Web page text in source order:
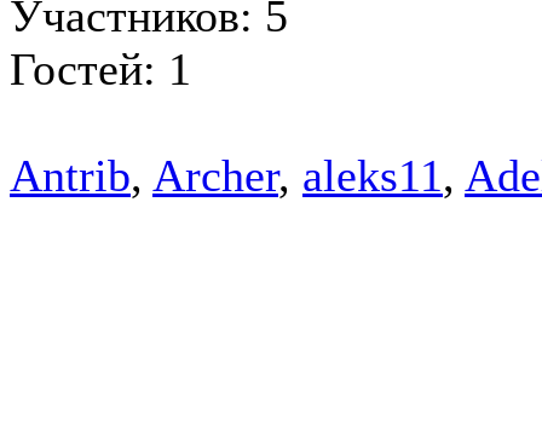
Участников: 5
Гостей: 1
Antrib, Archer, aleks11,